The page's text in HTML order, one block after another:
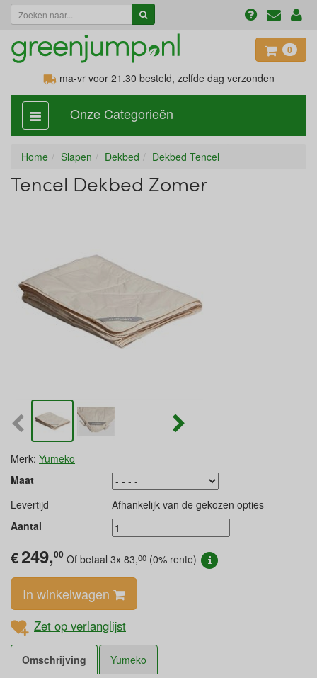
0
ma-vr voor 21.30 besteld, zelfde dag verzonden
categorie
aan,
Onze Categorieën
Home Slapen Dekbed Dekbed Tencel
Tencel Dekbed Zomer
Merk: Yumeko
Maat
Levertijd
Afhankelijk van de gekozen opties
Aantal
€249,00 Of betaal 3x 83,00 (0% rente)
In winkelwagen
Zet op verlanglijst
Omschrijving Yumeko